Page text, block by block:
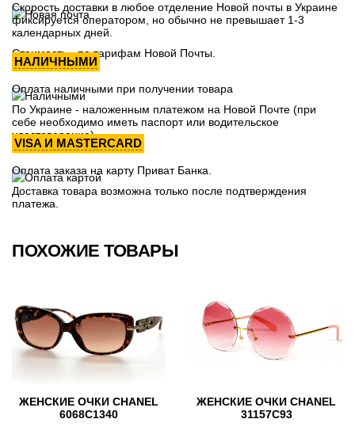
Скорость доставки в любое отделение Новой почты в Украине
фиксируется оператором, но обычно не превышает 1-3
календарных дней.
Стоимость - по тарифам Новой Почты.
НАЛИЧНЫМИ
Оплата наличными при получении товара
По Украине - наложенным платежом на Новой Почте (при
себе необходимо иметь паспорт или водительское
удостоверение)
VISA И MASTERCARD
Оплата заказа на карту Приват Банка.
Доставка товара возможна только после подтверждения
платежа.
ПОХОЖИЕ ТОВАРЫ
ЖЕНСКИЕ ОЧКИ CHANEL
6068C1340
ЖЕНСКИЕ ОЧКИ CHANEL
31157С93